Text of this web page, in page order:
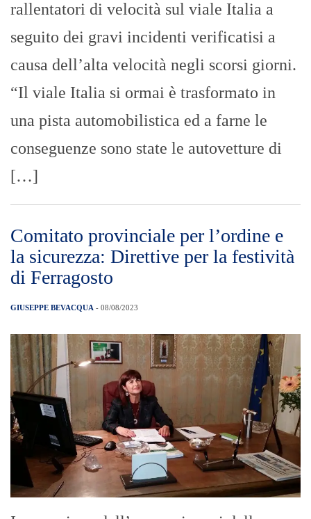
Comitato provinciale per l’ordine e
la sicurezza: Direttive per la festività
di Ferragosto
GIUSEPPE BEVACQUA - 08/08/2023
In occasione dell’approssimarsi della
festività del Ferragosto e dell’aumento
delle presenze sul territorio, soprattutto
presso le località turistiche, il Prefetto di
Messina, Cosima di Stani, ha convocato
nei giorni scorsi una riunione del Comitato
provinciale per l’ordine e la sicurezza
pubblica nel corso della quale sono state